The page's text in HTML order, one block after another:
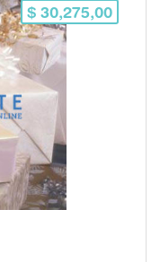
$ 30,275,00